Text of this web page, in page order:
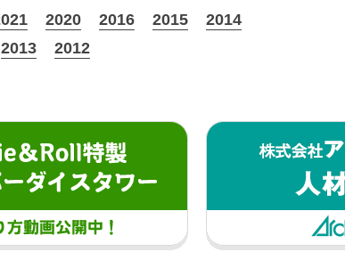
2020 2016 2015
2014
2013
2012